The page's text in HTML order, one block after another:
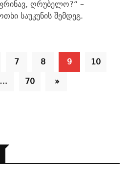
ღრუბელო?“ –
საუკუნის შემდეგ.
7 8 9 10
… 70 »